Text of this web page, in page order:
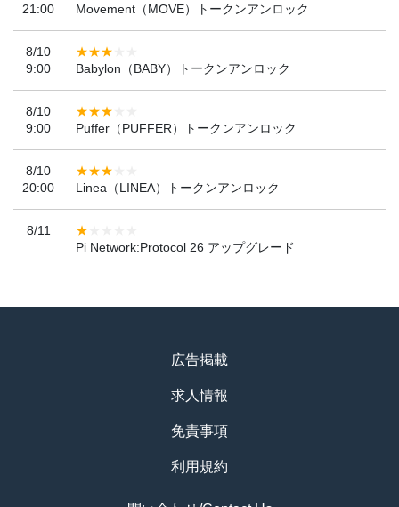
21:00
Movement（MOVE）トークンアンロック
8/10
9:00
Babylon（BABY）トークンアンロック
8/10
9:00
Puffer（PUFFER）トークンアンロック
8/10
20:00
Linea（LINEA）トークンアンロック
8/11
Pi Network:Protocol 26 アップグレード
広告掲載
求人情報
免責事項
利用規約